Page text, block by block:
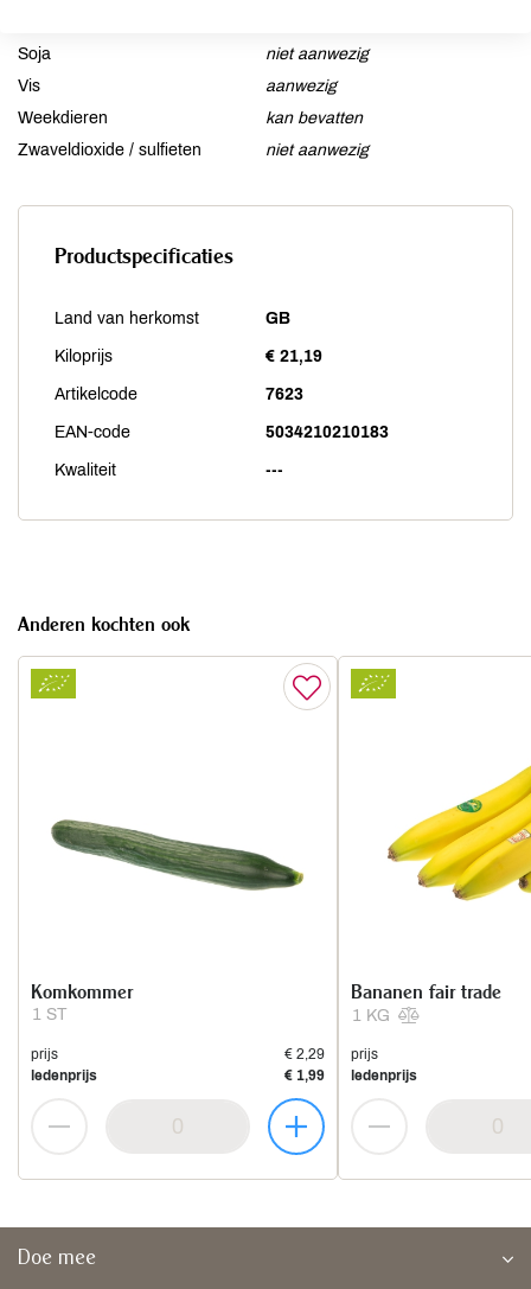
Soja
niet aanwezig
Vis
aanwezig
Weekdieren
kan bevatten
Zwaveldioxide / sulfieten
niet aanwezig
Productspecificaties
Land van herkomst GB
Kiloprijs € 21,19
Artikelcode 7623
EAN-code 5034210210183
Kwaliteit ---
Anderen kochten ook
1 ST
Komkommer
prijs
€ 2,29
ledenprijs
€ 1,99
1 KG
Bananen fair trade
prijs
ledenprijs
Doe mee